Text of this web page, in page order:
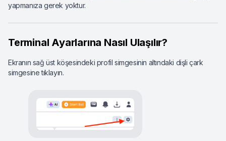
yapmanıza gerek yoktur.
Terminal Ayarlarına Nasıl Ulaşılır?
Ekranın sağ üst köşesindeki profil simgesinin altındaki dişli çark
simgesine tıklayın.